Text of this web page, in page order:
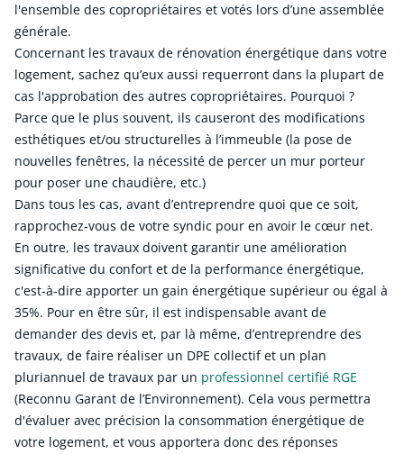
l'ensemble des copropriétaires et votés lors d’une assemblée
générale.
Concernant les travaux de rénovation énergétique dans votre
logement, sachez qu’eux aussi requerront dans la plupart de
cas l'approbation des autres copropriétaires. Pourquoi ?
Parce que le plus souvent, ils causeront des modifications
esthétiques et/ou structurelles à l’immeuble (la pose de
nouvelles fenêtres, la nécessité de percer un mur porteur
pour poser une chaudière, etc.)
Dans tous les cas, avant d’entreprendre quoi que ce soit,
rapprochez-vous de votre syndic pour en avoir le cœur net.
En outre, les travaux doivent garantir une amélioration
significative du confort et de la performance énergétique,
c'est-à-dire apporter un gain énergétique supérieur ou égal à
35%. Pour en être sûr, il est indispensable avant de
demander des devis et, par là même, d’entreprendre des
travaux, de faire réaliser un DPE collectif et un plan
pluriannuel de travaux par un professionnel certifié RGE
(Reconnu Garant de l’Environnement). Cela vous permettra
d'évaluer avec précision la consommation énergétique de
votre logement, et vous apportera donc des réponses